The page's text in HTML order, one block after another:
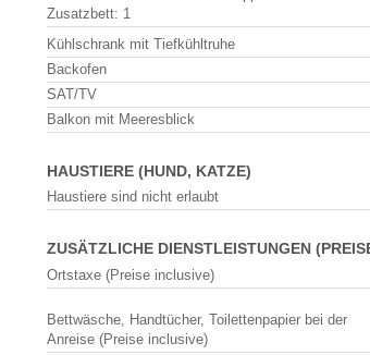
Zusatzbett: 1
Kühlschrank mit Tiefkühltruhe
Backofen
SAT/TV
Balkon mit Meeresblick
HAUSTIERE (HUND, KATZE)
Haustiere sind nicht erlaubt
ZUSÄTZLICHE DIENSTLEISTUNGEN
Ortstaxe (Preise inclusive)
Bettwäsche, Handtücher, Toilettenpapier bei der
Anreise (Preise inclusive)